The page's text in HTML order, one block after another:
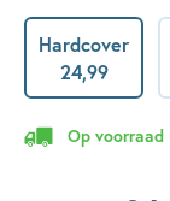
Hardcover
24,99
Op voorraad